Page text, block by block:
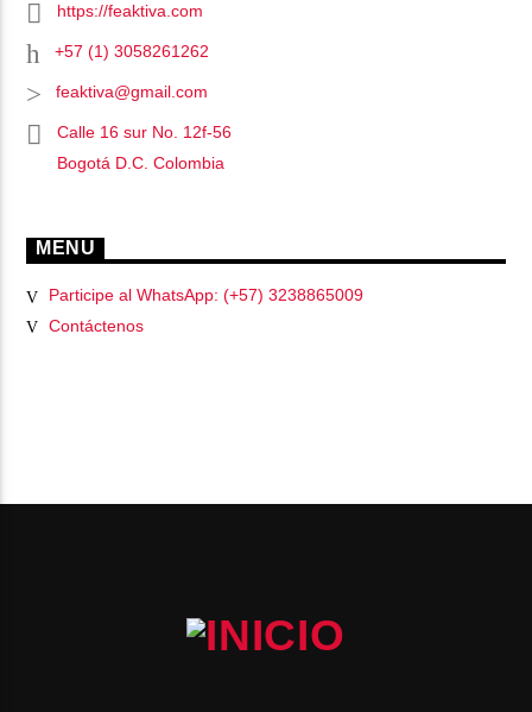
https://feaktiva.com
+57 (1) 3058261262
feaktiva@gmail.com
Calle 16 sur No. 12f-56
Bogotá D.C. Colombia
MENU
Participe al WhatsApp: (+57) 3238865009
Contáctenos